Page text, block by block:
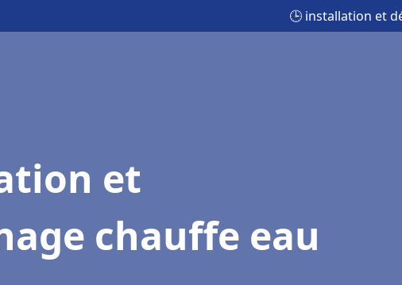
🕒 installation et
et
chauffe eau